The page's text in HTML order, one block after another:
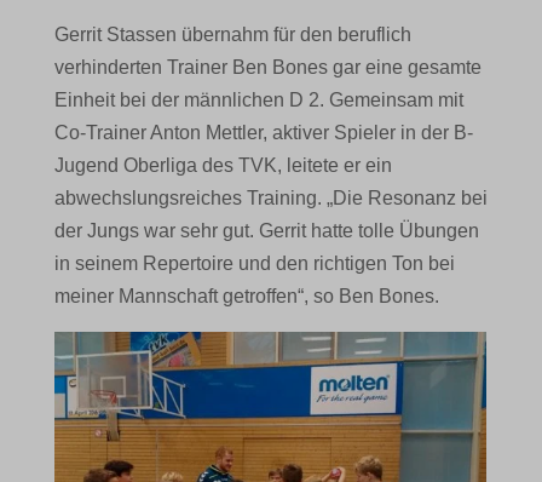
Gerrit Stassen übernahm für den beruflich
verhinderten Trainer Ben Bones gar eine gesamte
Einheit bei der männlichen D 2. Gemeinsam mit
Co-Trainer Anton Mettler, aktiver Spieler in der B-
Jugend Oberliga des TVK, leitete er ein
abwechslungsreiches Training. „Die Resonanz bei
der Jungs war sehr gut. Gerrit hatte tolle Übungen
in seinem Repertoire und den richtigen Ton bei
meiner Mannschaft getroffen“, so Ben Bones.